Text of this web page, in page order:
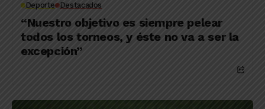
Deporte Destacados
“Nuestro objetivo es siempre pelear
todos los torneos, y éste no va a ser la
excepción”